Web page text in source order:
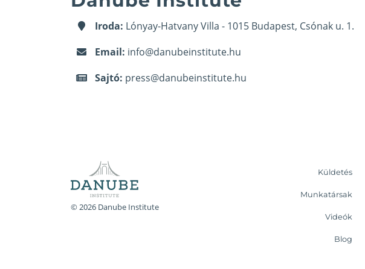
Iroda: Lónyay-Hatvany Villa - 1015 Budapest, Csónak u. 1.
Email: info@danubeinstitute.hu
Sajtó: press@danubeinstitute.hu
© 2026 Danube Institute
Küldetés
Munkatársak
Videók
Blog